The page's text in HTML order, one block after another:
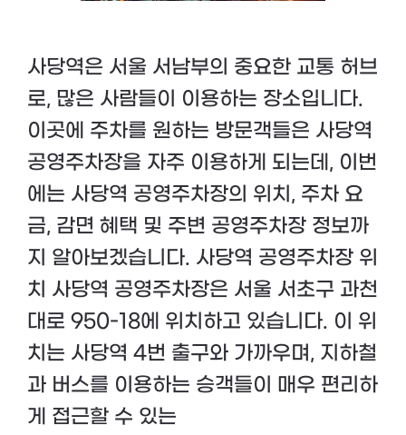
사당역은 서울 서남부의 중요한 교통 허브
로, 많은 사람들이 이용하는 장소입니다.
이곳에 주차를 원하는 방문객들은 사당역
공영주차장을 자주 이용하게 되는데, 이번
에는 사당역 공영주차장의 위치, 주차 요
금, 감면 혜택 및 주변 공영주차장 정보까
지 알아보겠습니다. 사당역 공영주차장 위
치 사당역 공영주차장은 서울 서초구 과천
대로 950-18에 위치하고 있습니다. 이 위
치는 사당역 4번 출구와 가까우며, 지하철
과 버스를 이용하는 승객들이 매우 편리하
게 접근할 수 있는